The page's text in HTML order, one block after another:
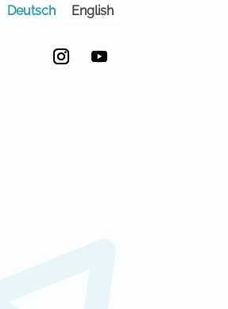
Deutsch English